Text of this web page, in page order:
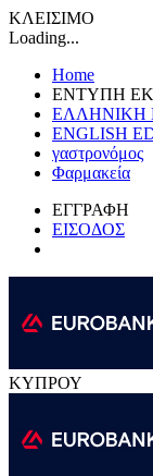
ΚΛΕΙΣΙΜΟ
Loading...
Home
ΕΝΤΥΠΗ
ΕΛΛΗΝΙΚΗ
ENGLISH
γαστρονόμος
Φαρμακεία
ΕΓΓΡΑΦΗ
ΕΙΣΟΔΟΣ
ΚΥΠΡΟΥ